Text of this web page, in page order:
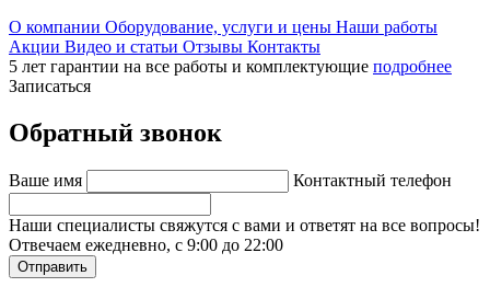
О компании Оборудование, услуги и цены Наши работы
Акции Видео и статьи Отзывы Контакты
5 лет гарантии на все работы и комплектующие подробнее
Записаться
Обратный звонок
Ваше имя Контактный телефон
Наши специалисты свяжутся с вами и ответят на все вопросы!
Отвечаем ежедневно, с 9:00 до 22:00
Отправить